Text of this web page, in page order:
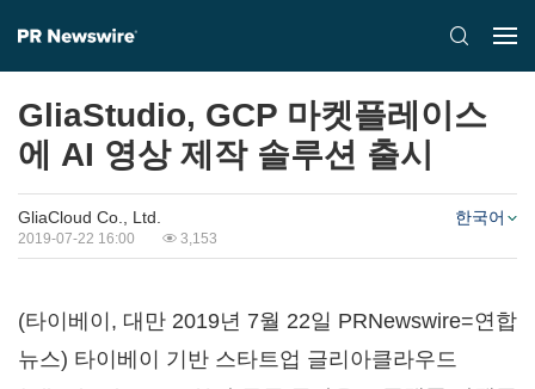
GliaStudio, GCP 마켓플레이스
에 AI 영상 제작 솔루션 출시
GliaCloud Co., Ltd.
2019-07-22 16:00 3,153
한국어
(타이베이, 대만 2019년 7월 22일 PRNewswire=연합
뉴스) 타이베이 기반 스타트업 글리아클라우드